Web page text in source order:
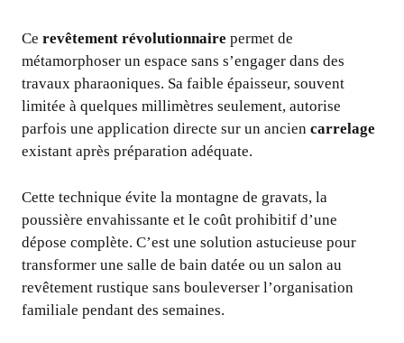
Ce revêtement révolutionnaire permet de
métamorphoser un espace sans s’engager dans des
travaux pharaoniques. Sa faible épaisseur, souvent
limitée à quelques millimètres seulement, autorise
parfois une application directe sur un ancien carrelage
existant après préparation adéquate.
Cette technique évite la montagne de gravats, la
poussière envahissante et le coût prohibitif d’une
dépose complète. C’est une solution astucieuse pour
transformer une salle de bain datée ou un salon au
revêtement rustique sans bouleverser l’organisation
familiale pendant des semaines.